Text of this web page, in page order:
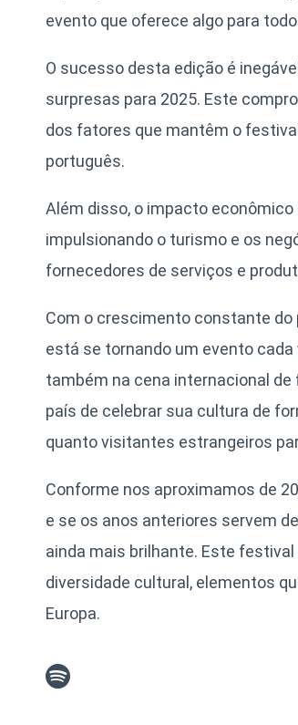
evento que oferece algo para
O sucesso desta edição é
surpresas para 2025. Este
dos fatores que mantêm o
português.
Além disso, o impacto
impulsionando o turismo e os
fornecedores de serviços e
Com o crescimento constante do
está se tornando um evento
também na cena internacional
país de celebrar sua cultura de
quanto visitantes estrangeiros
Conforme nos aproximamos de
e se os anos anteriores servem
ainda mais brilhante. Este
diversidade cultural, elementos
Europa.